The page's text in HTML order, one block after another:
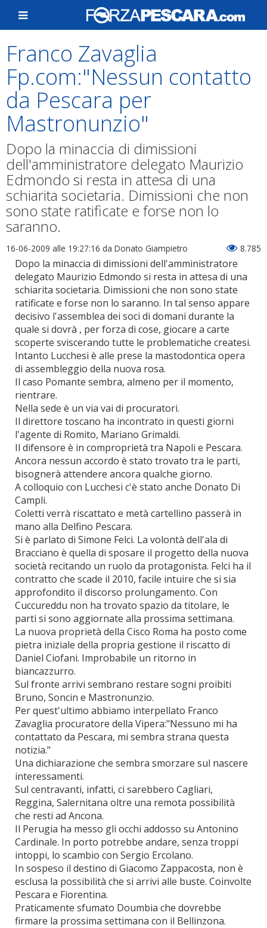
Franco Zavaglia
Fp.com:"Nessun contatto
da Pescara per
Mastronunzio"
Dopo la minaccia di dimissioni
dell'amministratore delegato Maurizio
Edmondo si resta in attesa di una
schiarita societaria. Dimissioni che non
sono state ratificate e forse non lo
saranno.
16-06-2009 alle 19:27:16 da Donato Giampietro 8.785
Dopo la minaccia di dimissioni dell'amministratore
delegato Maurizio Edmondo si resta in attesa di una
schiarita societaria. Dimissioni che non sono state
ratificate e forse non lo saranno. In tal senso appare
decisivo l'assemblea dei soci di domani durante la
quale si dovrà , per forza di cose, giocare a carte
scoperte sviscerando tutte le problematiche createsi.
Intanto Lucchesi è alle prese la mastodontica opera
di assembleggio della nuova rosa.
Il caso Pomante sembra, almeno per il momento,
rientrare.
Nella sede è un via vai di procuratori.
Il direttore toscano ha incontrato in questi giorni
l'agente di Romito, Mariano Grimaldi.
Il difensore è in comproprietà tra Napoli e Pescara.
Ancora nessun accordo è stato trovato tra le parti,
bisognerà attendere ancora qualche giorno.
A colloquio con Lucchesi c'è stato anche Donato Di
Campli.
Coletti verrà riscattato e metà cartellino passerà in
mano alla Delfino Pescara.
Si è parlato di Simone Felci. La volontà dell'ala di
Bracciano è quella di sposare il progetto della nuova
società recitando un ruolo da protagonista. Felci ha il
contratto che scade il 2010, facile intuire che si sia
approfondito il discorso prolungamento. Con
Cuccureddu non ha trovato spazio da titolare, le
parti si sono aggiornate alla prossima settimana.
La nuova proprietà della Cisco Roma ha posto come
pietra iniziale della propria gestione il riscatto di
Daniel Ciofani. Improbabile un ritorno in
biancazzurro.
Sul fronte arrivi sembrano restare sogni proibiti
Bruno, Soncin e Mastronunzio.
Per quest'ultimo abbiamo interpellato Franco
Zavaglia procuratore della Vipera:"Nessuno mi ha
contattato da Pescara, mi sembra strana questa
notizia."
Una dichiarazione che sembra smorzare sul nascere
interessamenti.
Sul centravanti, infatti, ci sarebbero Cagliari,
Reggina, Salernitana oltre una remota possibilità
che resti ad Ancona.
Il Perugia ha messo gli occhi addosso su Antonino
Cardinale. In porto potrebbe andare, senza troppi
intoppi, lo scambio con Sergio Ercolano.
In sospeso il destino di Giacomo Zappacosta, non è
esclusa la possibilità che si arrivi alle buste. Coinvolte
Pescara e Fiorentina.
Praticamente sfumato Doumbia che dovrebbe
firmare la prossima settimana con il Bellinzona.